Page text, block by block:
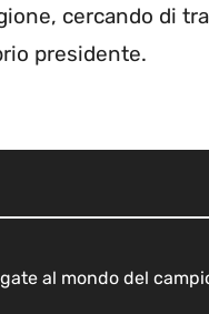
cercando di
presidente.
al mondo del